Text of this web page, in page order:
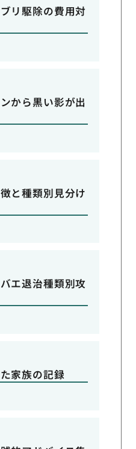
リ駆除の費用対
から黒い影が出
と種類別見分け
エ退治種類別攻
家族の記録